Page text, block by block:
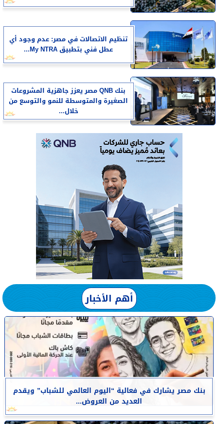
تنظيم الاتصالات في مصر: عدم وجود أي
عطل فني بتطبيق My NTRA...
بنك QNB مصر يعزز جاهزية المشروعات
الصغيرة والمتوسطة للنمو والتوسع من
خلال...
أهم الأخبار
بنك مصر يشارك في فعالية “اليوم العالمي للشباب” ويقدم
العديد من العروض...